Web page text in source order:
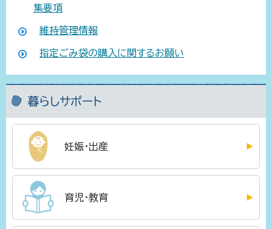
集要項
維持管理情報
指定ごみ袋の購入に関するお願い
暮らしサポート
妊娠・出産
育児・教育